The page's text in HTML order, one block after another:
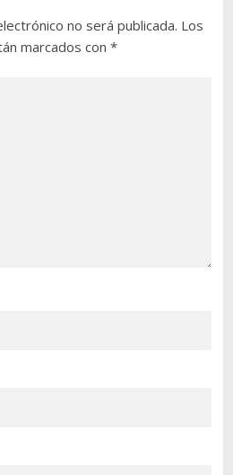
no será publicada. Los
marcados con *